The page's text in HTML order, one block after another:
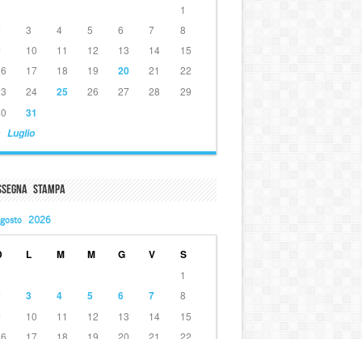
Luglio
1
3 4 5 6 7
8
10 11 12 13 14
15
17 18 19 20 21
22
24 25 26 27 28
29
31
Stampa
2026
L M M G V S
1
3 4 5 6 7
8
10 11 12 13 14
15
17 18 19 20 21 22